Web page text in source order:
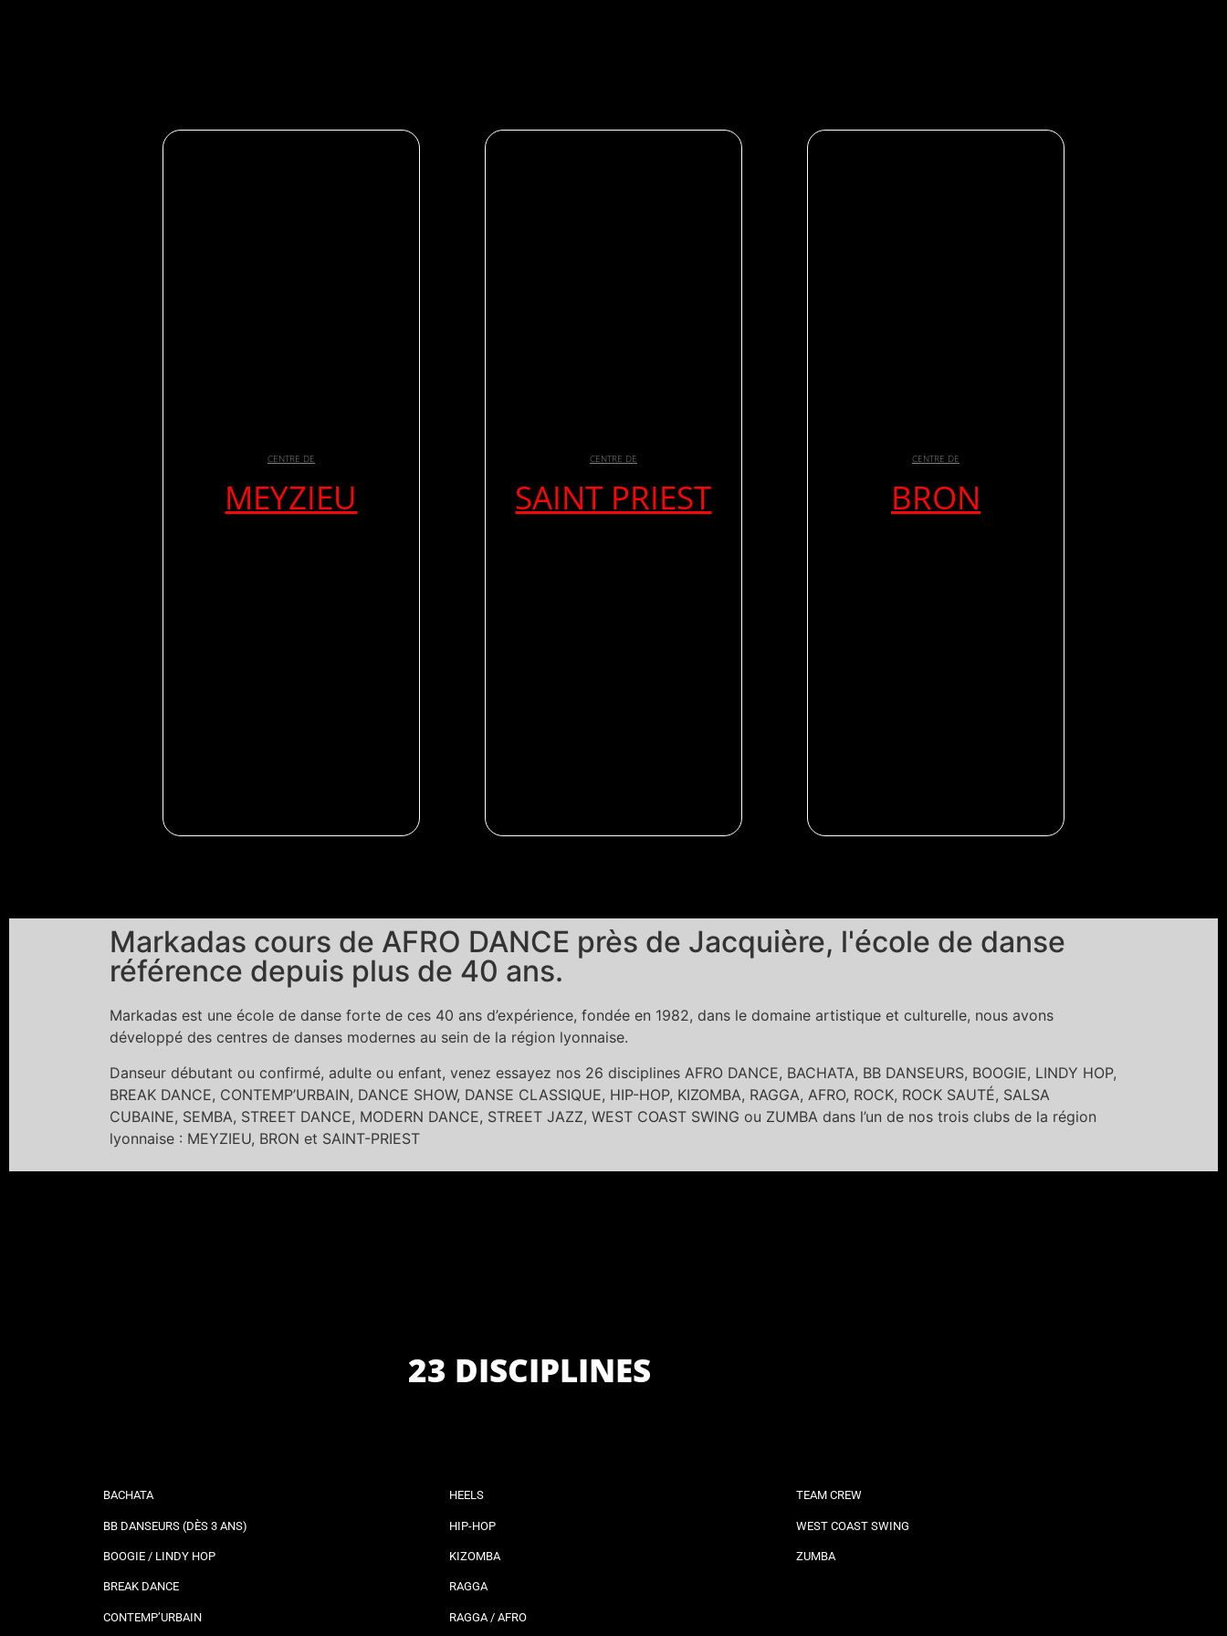
CENTRE DE
MEYZIEU
CENTRE DE
SAINT PRIEST
CENTRE DE
BRON
Markadas cours de AFRO DANCE près de Jacquière, l'école de danse
référence depuis plus de 40 ans.
Markadas est une école de danse forte de ces 40 ans d’expérience, fondée en 1982, dans le domaine artistique et culturelle, nous avons
développé des centres de danses modernes au sein de la région lyonnaise.
Danseur débutant ou confirmé, adulte ou enfant, venez essayez nos 26 disciplines AFRO DANCE, BACHATA, BB DANSEURS, BOOGIE, LINDY HOP,
BREAK DANCE, CONTEMP’URBAIN, DANCE SHOW, DANSE CLASSIQUE, HIP-HOP, KIZOMBA, RAGGA, AFRO, ROCK, ROCK SAUTÉ, SALSA
CUBAINE, SEMBA, STREET DANCE, MODERN DANCE, STREET JAZZ, WEST COAST SWING ou ZUMBA dans l’un de nos trois clubs de la région
lyonnaise : MEYZIEU, BRON et SAINT-PRIEST
23 DISCIPLINES
BACHATA
BB DANSEURS (DÈS 3 ANS)
BOOGIE / LINDY HOP
BREAK DANCE
CONTEMP’URBAIN
HEELS
HIP-HOP
KIZOMBA
RAGGA
RAGGA / AFRO
TEAM CREW
WEST COAST SWING
ZUMBA